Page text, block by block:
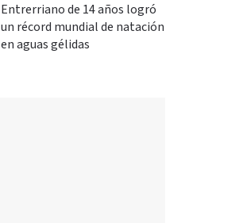
Entrerriano de 14 años logró
un récord mundial de natación
en aguas gélidas